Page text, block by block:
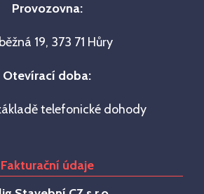
Provozovna:
19, 373 71 Hůry
Otevírací doba:
telefonické dohody
Fakturační údaje